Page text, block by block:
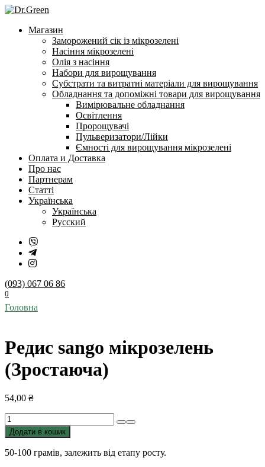
Перейти
змістуМагазин
Заморожений сік із мікрозелені
Насіння мікрозелені
Олія з насіння
Набори для вирощування
Субстрати та витратні матеріали для вирощування
Обладнання та допоміжні товари для вирощування
Вимірювальне обладнання
Освітлення
Пророщувачі
Пульверизатори/Лійки
Ємності для вирощування мікрозелені
Оплата и Доставка
Про нас
Партнерам
Статті
Українська
Українська
Русский
(093) 067 06 86
0
Головна
Редис sango мікрозелень
(Зростаюча)
54,00 ₴
Редис
sango
мікрозелень
(Зростаюча)
кількість
Додати в кошик
50-100 грамів, залежить від етапу росту.